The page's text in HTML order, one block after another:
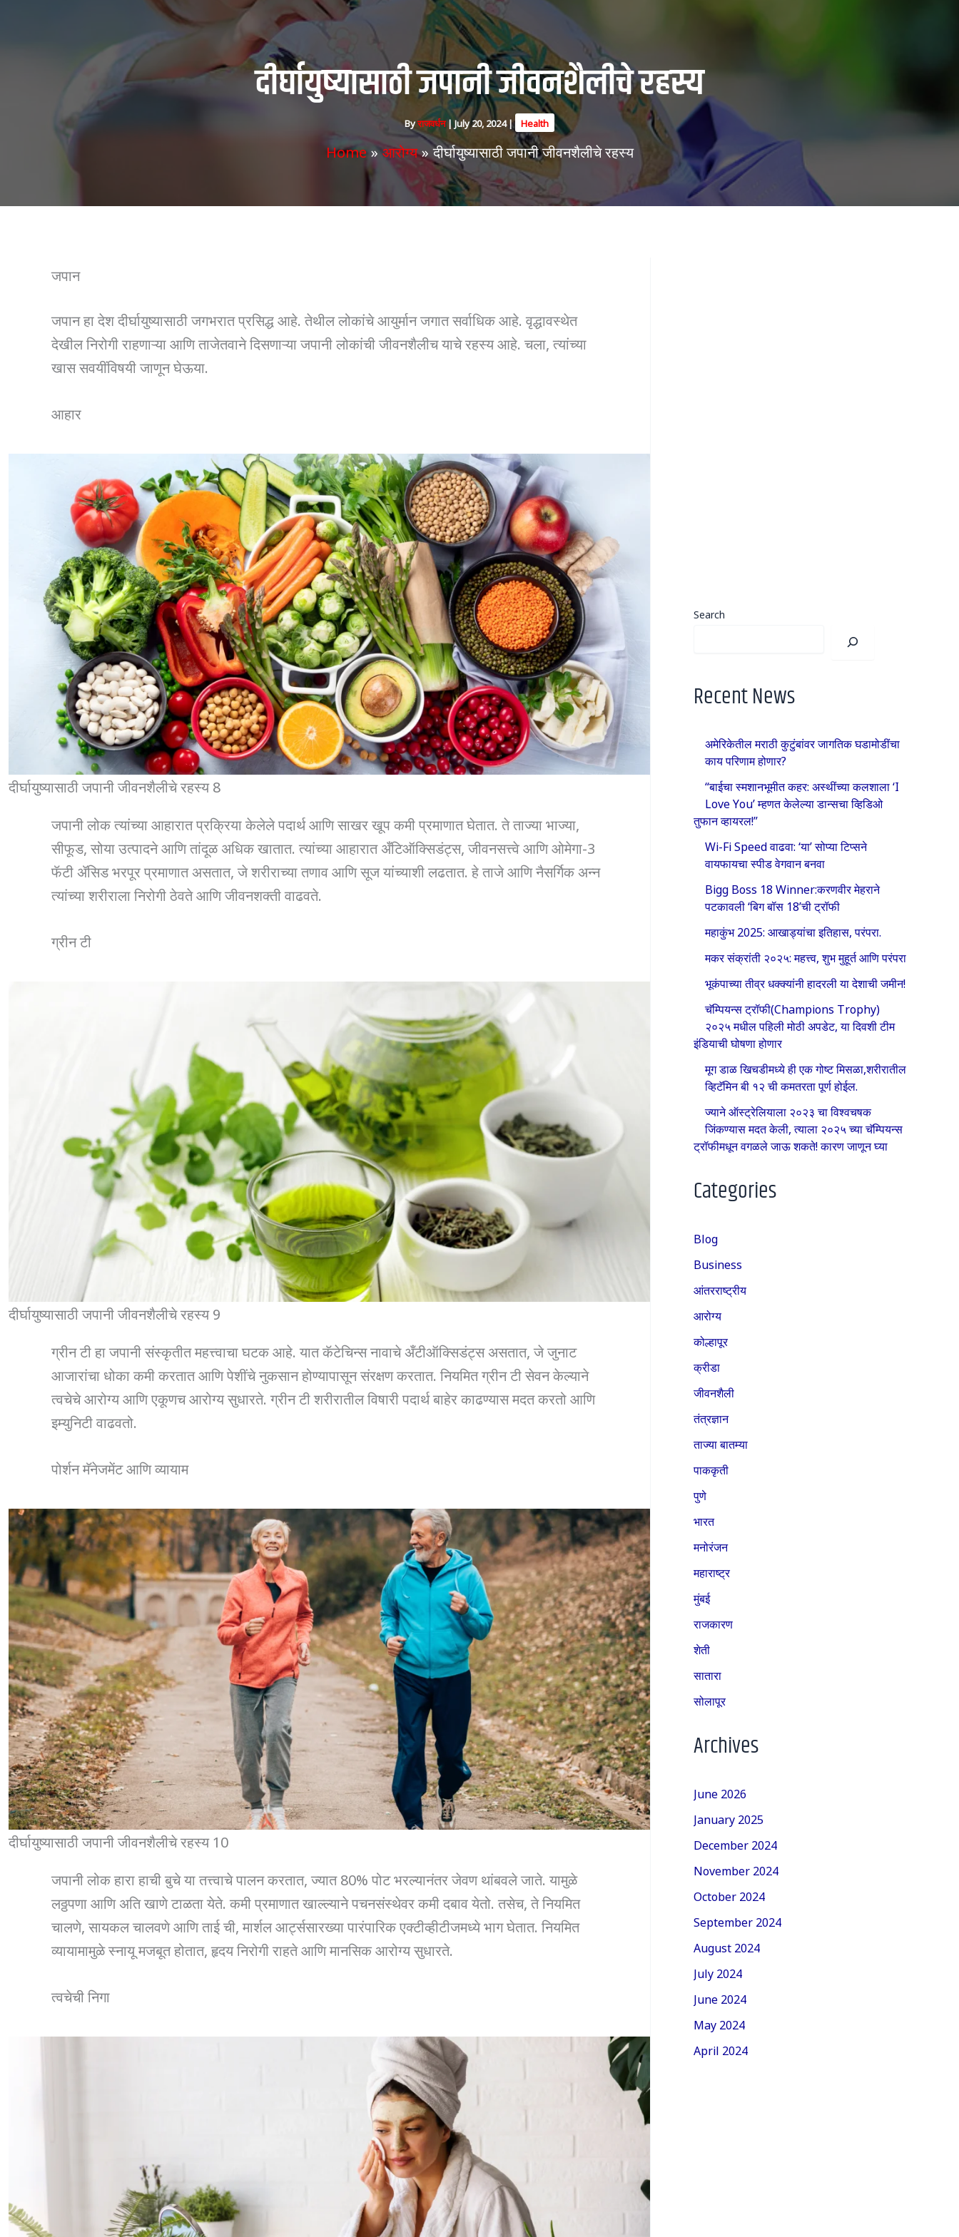
दीर्घायुष्यासाठी जपानी जीवनशैलीचे रहस्य
Byराजवर्धन|July 20, 2024| Health
Home आरोग्य दीर्घायुष्यासाठी जपानी जीवनशैलीचे रहस्य
जपान
जपान हा देश दीर्घायुष्यासाठी जगभरात प्रसिद्ध आहे. तेथील लोकांचे आयुर्मान जगात सर्वाधिक आहे. वृद्धावस्थेत
देखील निरोगी राहणाऱ्या आणि ताजेतवाने दिसणाऱ्या जपानी लोकांची जीवनशैलीच याचे रहस्य आहे. चला, त्यांच्या
खास सवयींविषयी जाणून घेऊया.
आहार
दीर्घायुष्यासाठी जपानी जीवनशैलीचे रहस्य 8
जपानी लोक त्यांच्या आहारात प्रक्रिया केलेले पदार्थ आणि साखर खूप कमी प्रमाणात घेतात. ते ताज्या भाज्या,
सीफूड, सोया उत्पादने आणि तांदूळ अधिक खातात. त्यांच्या आहारात अँटिऑक्सिडंट्स, जीवनसत्त्वे आणि ओमेगा-3
फॅटी ॲसिड भरपूर प्रमाणात असतात, जे शरीराच्या तणाव आणि सूज यांच्याशी लढतात. हे ताजे आणि नैसर्गिक अन्न
त्यांच्या शरीराला निरोगी ठेवते आणि जीवनशक्ती वाढवते.
ग्रीन टी
दीर्घायुष्यासाठी जपानी जीवनशैलीचे रहस्य 9
ग्रीन टी हा जपानी संस्कृतीत महत्त्वाचा घटक आहे. यात कॅटेचिन्स नावाचे अँटीऑक्सिडंट्स असतात, जे जुनाट
आजारांचा धोका कमी करतात आणि पेशींचे नुकसान होण्यापासून संरक्षण करतात. नियमित ग्रीन टी सेवन केल्याने
त्वचेचे आरोग्य आणि एकूणच आरोग्य सुधारते. ग्रीन टी शरीरातील विषारी पदार्थ बाहेर काढण्यास मदत करतो आणि
इम्युनिटी वाढवतो.
पोर्शन मॅनेजमेंट आणि व्यायाम
दीर्घायुष्यासाठी जपानी जीवनशैलीचे रहस्य 10
जपानी लोक हारा हाची बुचे या तत्त्वाचे पालन करतात, ज्यात 80% पोट भरल्यानंतर जेवण थांबवले जाते. यामुळे
लठ्ठपणा आणि अति खाणे टाळता येते. कमी प्रमाणात खाल्ल्याने पचनसंस्थेवर कमी दबाव येतो. तसेच, ते नियमित
चालणे, सायकल चालवणे आणि ताई ची, मार्शल आर्ट्ससारख्या पारंपारिक एक्टीव्हीटीजमध्ये भाग घेतात. नियमित
व्यायामामुळे स्नायू मजबूत होतात, हृदय निरोगी राहते आणि मानसिक आरोग्य सुधारते.
त्वचेची निगा
Search
Recent News
अमेरिकेतील मराठी कुटुंबांवर जागतिक घडामोडींचा
काय परिणाम होणार?
“बाईचा स्मशानभूमीत कहर: अस्थींच्या कलशाला ‘I
Love You’ म्हणत केलेल्या डान्सचा व्हिडिओ
तुफान व्हायरल!”
Wi-Fi Speed वाढवा: ‘या’ सोप्या टिप्सने
वायफायचा स्पीड वेगवान बनवा
Bigg Boss 18 Winner:करणवीर मेहराने
पटकावली ‘बिग बॉस 18’ची ट्रॉफी
महाकुंभ 2025: आखाड्यांचा इतिहास, परंपरा.
मकर संक्रांती २०२५: महत्त्व, शुभ मुहूर्त आणि परंपरा
भूकंपाच्या तीव्र धक्क्यांनी हादरली या देशाची जमीन!
चॅम्पियन्स ट्रॉफी(Champions Trophy)
२०२५ मधील पहिली मोठी अपडेट, या दिवशी टीम
इंडियाची घोषणा होणार
मूग डाळ खिचडीमध्ये ही एक गोष्ट मिसळा,शरीरातील
व्हिटॅमिन बी १२ ची कमतरता पूर्ण होईल.
ज्याने ऑस्ट्रेलियाला २०२३ चा विश्वचषक
जिंकण्यास मदत केली, त्याला २०२५ च्या चॅम्पियन्स
ट्रॉफीमधून वगळले जाऊ शकते! कारण जाणून घ्या
Categories
Blog
Business
आंतरराष्ट्रीय
आरोग्य
कोल्हापूर
क्रीडा
जीवनशैली
तंत्रज्ञान
ताज्या बातम्या
पाककृती
पुणे
भारत
मनोरंजन
महाराष्ट्र
मुंबई
राजकारण
शेती
सातारा
सोलापूर
Archives
June 2026
January 2025
December 2024
November 2024
October 2024
September 2024
August 2024
July 2024
June 2024
May 2024
April 2024